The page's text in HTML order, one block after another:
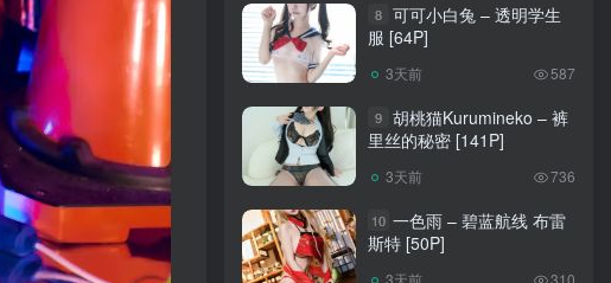
8 可可小白兔 – 透明学生
服 [64P]
3天前 587
9 胡桃猫Kurumineko – 裤
里丝的秘密 [141P]
3天前 736
10 一色雨 – 碧蓝航线 布雷
斯特 [50P]